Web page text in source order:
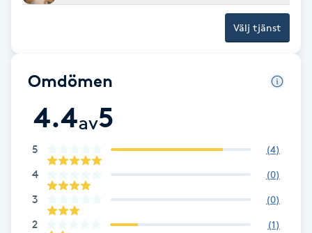
Cryoterapi
Damklippning
Dermapen
Välj tjänst
Omdömen
4.4av5
5 (4)
4 (0)
3 (0)
2 (1)